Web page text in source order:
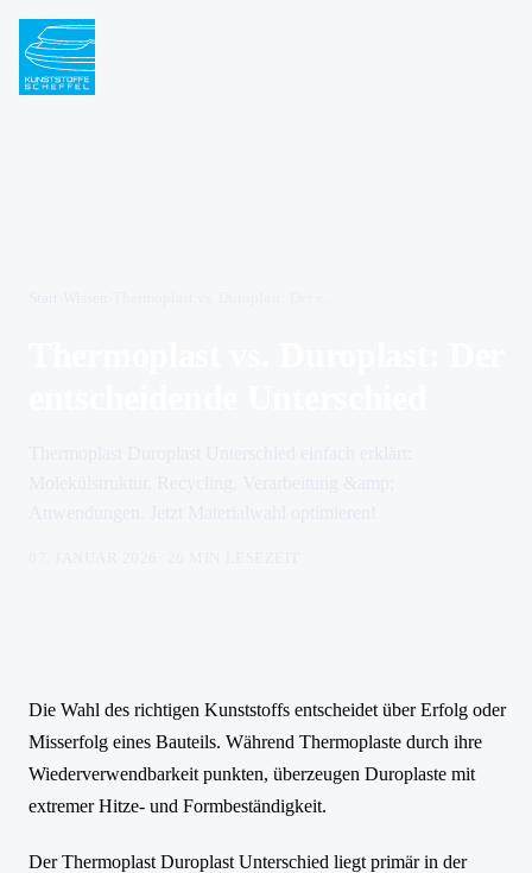
Die Wahl des richtigen Kunststoffs entscheidet über Erfolg oder
Misserfolg eines Bauteils. Während Thermoplaste durch ihre
Wiederverwendbarkeit punkten, überzeugen Duroplaste mit
extremer Hitze- und Formbeständigkeit.
Der Thermoplast Duroplast Unterschied liegt primär in der